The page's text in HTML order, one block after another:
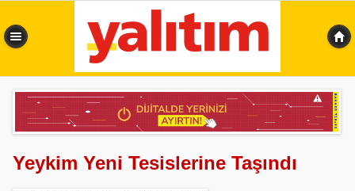
Yeykim Yeni Tesislerine Taşındı
0,371 sn